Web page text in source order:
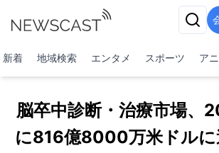
新着 地域検索 エンタメ スポーツ ア
脳卒中診断・治療市場、
に816億8000万米ドルに